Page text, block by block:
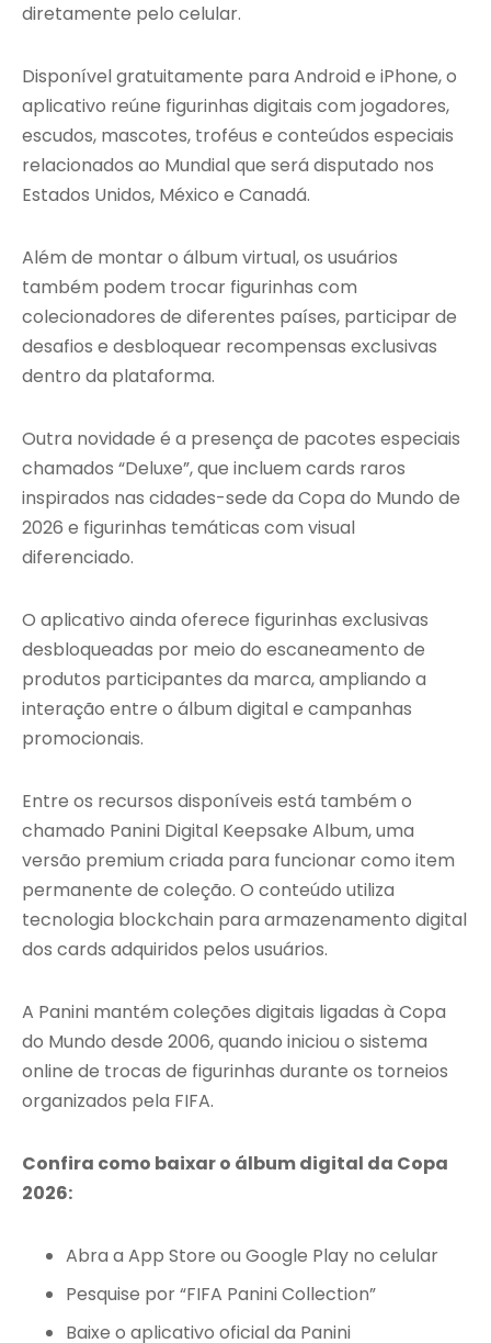
diretamente pelo celular.
Disponível gratuitamente para Android e iPhone, o
aplicativo reúne figurinhas digitais com jogadores,
escudos, mascotes, troféus e conteúdos especiais
relacionados ao Mundial que será disputado nos
Estados Unidos, México e Canadá.
Além de montar o álbum virtual, os usuários
também podem trocar figurinhas com
colecionadores de diferentes países, participar de
desafios e desbloquear recompensas exclusivas
dentro da plataforma.
Outra novidade é a presença de pacotes especiais
chamados “Deluxe”, que incluem cards raros
inspirados nas cidades-sede da Copa do Mundo de
2026 e figurinhas temáticas com visual
diferenciado.
O aplicativo ainda oferece figurinhas exclusivas
desbloqueadas por meio do escaneamento de
produtos participantes da marca, ampliando a
interação entre o álbum digital e campanhas
promocionais.
Entre os recursos disponíveis está também o
chamado Panini Digital Keepsake Album, uma
versão premium criada para funcionar como item
permanente de coleção. O conteúdo utiliza
tecnologia blockchain para armazenamento digital
dos cards adquiridos pelos usuários.
A Panini mantém coleções digitais ligadas à Copa
do Mundo desde 2006, quando iniciou o sistema
online de trocas de figurinhas durante os torneios
organizados pela FIFA.
Confira como baixar o álbum digital da Copa
2026:
Abra a App Store ou Google Play no celular
Pesquise por “FIFA Panini Collection”
Baixe o aplicativo oficial da Panini